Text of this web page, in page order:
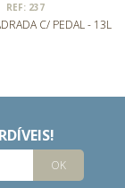
REF: 237
LIXEIRA QUADRADA C/ PEDAL - 13L
OK